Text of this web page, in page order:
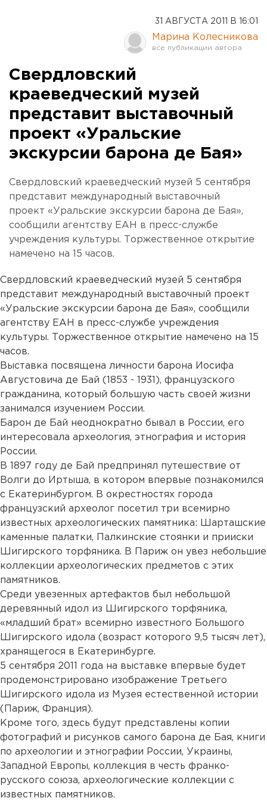
31 АВГУСТА 2011 В 16:01
Марина Колесникова
Свердловский
краеведческий музей
представит выставочный
проект «Уральские
экскурсии барона де Бая»
Свердловский краеведческий музей 5 сентября
представит международный выставочный
проект «Уральские экскурсии барона де Бая»,
сообщили агентству ЕАН в пресс-службе
учреждения культуры. Торжественное открытие
намечено на 15 часов.
Свердловский краеведческий музей 5 сентября
представит международный выставочный проект
«Уральские экскурсии барона де Бая», сообщили
агентству ЕАН в пресс-службе учреждения
культуры. Торжественное открытие намечено на 15
часов.
Выставка посвящена личности барона Иосифа
Августовича де Бай (1853 - 1931), французского
гражданина, который большую часть своей жизни
занимался изучением России.
Барон де Бай неоднократно бывал в России, его
интересовала археология, этнография и история
России.
В 1897 году де Бай предпринял путешествие от
Волги до Иртыша, в котором впервые познакомился
с Екатеринбургом. В окрестностях города
французский археолог посетил три всемирно
известных археологических памятника: Шарташские
каменные палатки, Палкинские стоянки и прииски
Шигирского торфяника. В Париж он увез небольшие
коллекции археологических предметов с этих
памятников.
Среди увезенных артефактов был небольшой
деревянный идол из Шигирского торфяника,
«младший брат» всемирно известного Большого
Шигирского идола (возраст которого 9,5 тысяч лет),
хранящегося в Екатеринбурге.
5 сентября 2011 года на выставке впервые будет
продемонстрировано изображение Третьего
Шигирского идола из Музея естественной истории
(Париж, Франция).
Кроме того, здесь будут представлены копии
фотографий и рисунков самого барона де Бая, книги
по археологии и этнографии России, Украины,
Западной Европы, коллекция в честь франко-
русского союза, археологические коллекции с
известных памятников.